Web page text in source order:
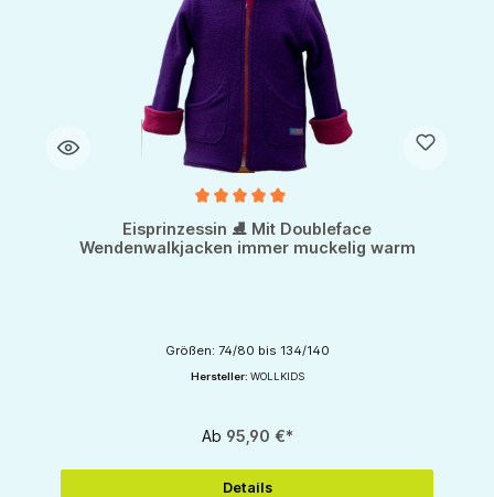
Eisprinzessin ⛸ Mit Doubleface
Wendenwalkjacken immer muckelig warm
Größen: 74/80 bis 134/140
Hersteller: WOLLKIDS
Ab 95,90 €*
Details